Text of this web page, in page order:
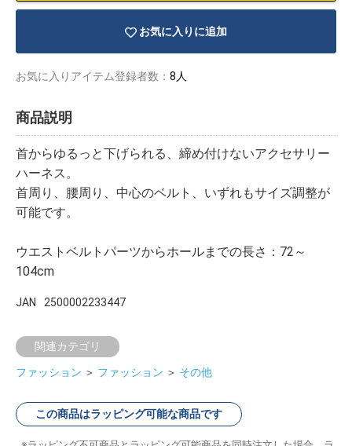
お気に入りに追加
お気に入りアイテム登録者数： 8人
商品説明
首からゆるっと下げられる、締め付けないアクセサリー
ハーネス。
首周り、腰周り、中心のベルト、いずれもサイズ調整が
可能です。
ウエストベルトパーツからホールまでの長さ：72～
104cm
JAN 2500002233447
関連カテゴリ
ファッション ＞ ファッション ＞ その他
この商品はラッピング可能な商品です
ッズ